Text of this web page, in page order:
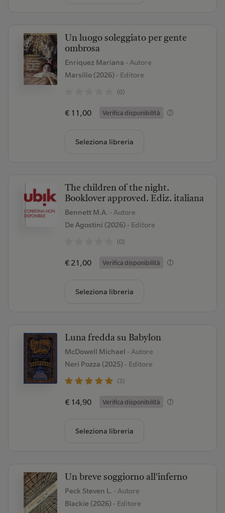
Un luogo soleggiato per gente
ombrosa
Enriquez Mariana - Autore
Marsilio (2026)- Editore
(0)
€ 11,00 Verifica disponibilità
Seleziona libreria
The children of the night.
Booklover approved. Ediz. italiana
Bennett M.A. - Autore
De Agostini (2026)- Editore
(0)
€ 21,00 Verifica disponibilità
Seleziona libreria
Luna fredda su Babylon
McDowell Michael - Autore
Neri Pozza (2025)- Editore
(3)
€ 14,90 Verifica disponibilità
Seleziona libreria
Un breve soggiorno all'inferno
Peck Steven L. - Autore
Blackie (2026)- Editore